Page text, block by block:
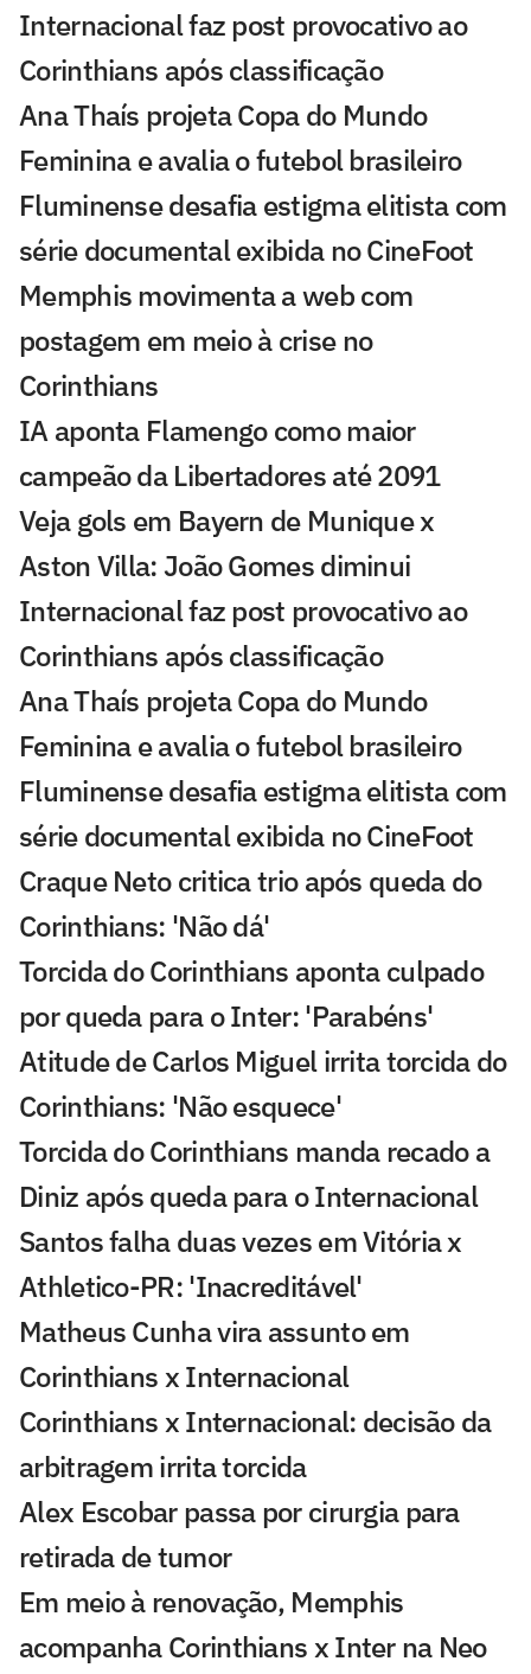
Internacional faz post provocativo ao
Corinthians após classificação
Ana Thaís projeta Copa do Mundo
Feminina e avalia o futebol brasileiro
Fluminense desafia estigma elitista com
série documental exibida no CineFoot
Memphis movimenta a web com
postagem em meio à crise no
Corinthians
IA aponta Flamengo como maior
campeão da Libertadores até 2091
Veja gols em Bayern de Munique x
Aston Villa: João Gomes diminui
Internacional faz post provocativo ao
Corinthians após classificação
Ana Thaís projeta Copa do Mundo
Feminina e avalia o futebol brasileiro
Fluminense desafia estigma elitista com
série documental exibida no CineFoot
Craque Neto critica trio após queda do
Corinthians: 'Não dá'
Torcida do Corinthians aponta culpado
por queda para o Inter: 'Parabéns'
Atitude de Carlos Miguel irrita torcida do
Corinthians: 'Não esquece'
Torcida do Corinthians manda recado a
Diniz após queda para o Internacional
Santos falha duas vezes em Vitória x
Athletico-PR: 'Inacreditável'
Matheus Cunha vira assunto em
Corinthians x Internacional
Corinthians x Internacional: decisão da
arbitragem irrita torcida
Alex Escobar passa por cirurgia para
retirada de tumor
Em meio à renovação, Memphis
acompanha Corinthians x Inter na Neo